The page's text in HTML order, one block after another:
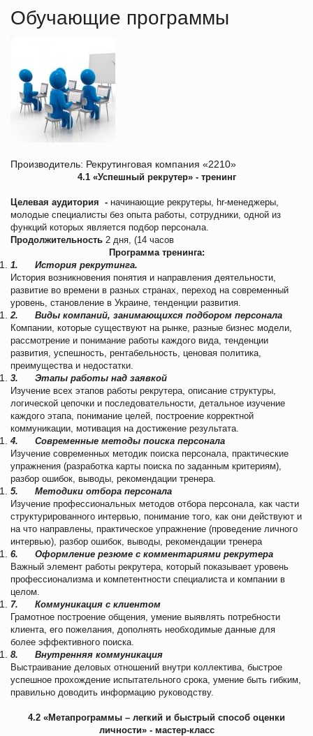
Обучающие программы
Производитель: Рекрутинговая компания «2210»
4.1 «Успешный рекрутер» - тренинг
Целевая аудитория - начинающие рекрутеры, hr-менеджеры,
молодые специалисты без опыта работы, сотрудники, одной из
функций которых является подбор персонала.
Продолжительность 2 дня, (14 часов
Программа тренинга:
1. История рекрутинга.
История возникновения понятия и направления деятельности,
развитие во времени в разных странах, переход на современный
уровень, становление в Украине, тенденции развития.
2. Виды компаний, занимающихся подбором персонала
Компании, которые существуют на рынке, разные бизнес модели,
рассмотрение и понимание работы каждого вида, тенденции
развития, успешность, рентабельность, ценовая политика,
преимущества и недостатки.
3. Этапы работы над заявкой
Изучение всех этапов работы рекрутера, описание структуры,
логической цепочки и последовательности, детальное изучение
каждого этапа, понимание целей, построение корректной
коммуникации, мотивация на достижение результата.
4. Современные методы поиска персонала
Изучение современных методик поиска персонала, практические
упражнения (разработка карты поиска по заданным критериям),
разбор ошибок, выводы, рекомендации тренера.
5. Методики отбора персонала
Изучение профессиональных методов отбора персонала, как части
структурированного интервью, понимание того, как они действуют и
на что направлены, практическое упражнение (проведение личного
интервью), разбор ошибок, выводы, рекомендации тренера
6. Оформление резюме с комментариями рекрутера
Важный элемент работы рекрутера, который показывает уровень
профессионализма и компетентности специалиста и компании в
целом.
7. Коммуникация с клиентом
Грамотное построение общения, умение выявлять потребности
клиента, его пожелания, дополнять необходимые данные для
более эффективного поиска.
8. Внутренняя коммуникация
Выстраивание деловых отношений внутри коллектива, быстрое
успешное прохождение испытательного срока, умение быть гибким,
правильно доводить информацию руководству.
4.2 «Метапрограммы – легкий и быстрый способ оценки
личности» - мастер-класс